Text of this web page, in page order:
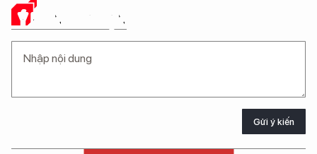
Ý KIẾN CỦA BẠN
Gửi ý kiến